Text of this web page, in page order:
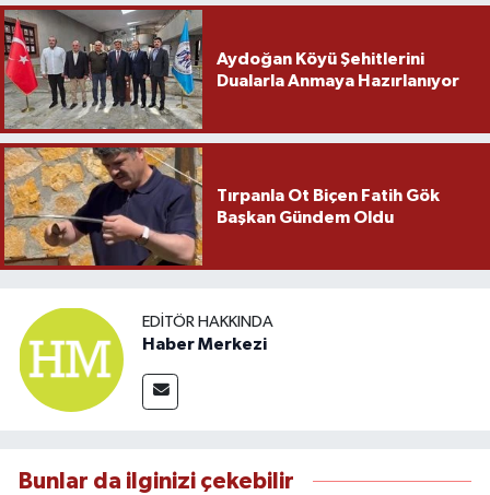
Aydoğan Köyü Şehitlerini
Dualarla Anmaya Hazırlanıyor
Tırpanla Ot Biçen Fatih Gök
Başkan Gündem Oldu
EDITÖR HAKKINDA
Haber Merkezi
Bunlar da ilginizi çekebilir